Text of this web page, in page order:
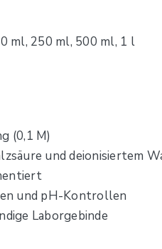
ml, 250 ml, 500 ml, 1 l
(0,1 M)
und deionisiertem
und pH-Kontrollen
Laborgebinde